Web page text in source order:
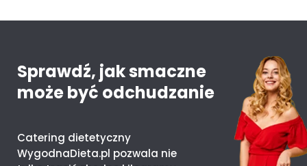
Sprawdź, jak smaczne
może być odchudzanie
Catering dietetyczny
WygodnaDieta.pl pozwala nie